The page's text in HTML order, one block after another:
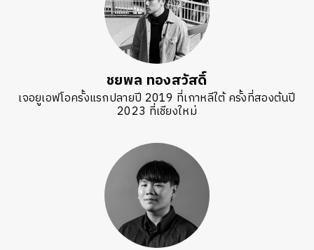
ชยพล ทองสวัสดิ์
เจอยูเอฟโอครั้งแรกปลายปี 2019 ที่เกาหลีใต้ ครั้งที่สองต้นปี
2023 ที่เชียงใหม่
TWEET LINE